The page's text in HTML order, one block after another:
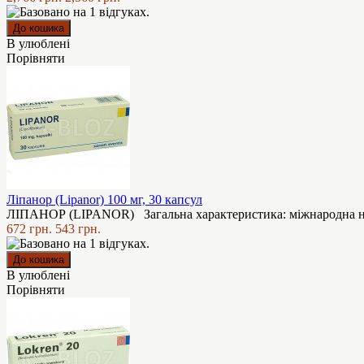
В улюблені
Порівняти
Ліпанор (Lipanor) 100 мг, 30 капсул
ЛІПАНОР (LIPANOR) Загальна характеристика: міжнародна
672 грн. 543 грн.
В улюблені
Порівняти